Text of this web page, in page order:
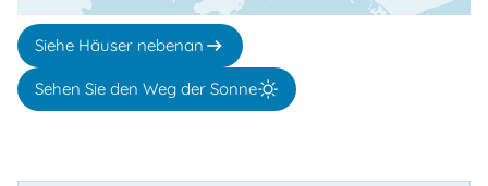
Siehe Häuser nebenan
Sehen Sie den Weg der Sonne